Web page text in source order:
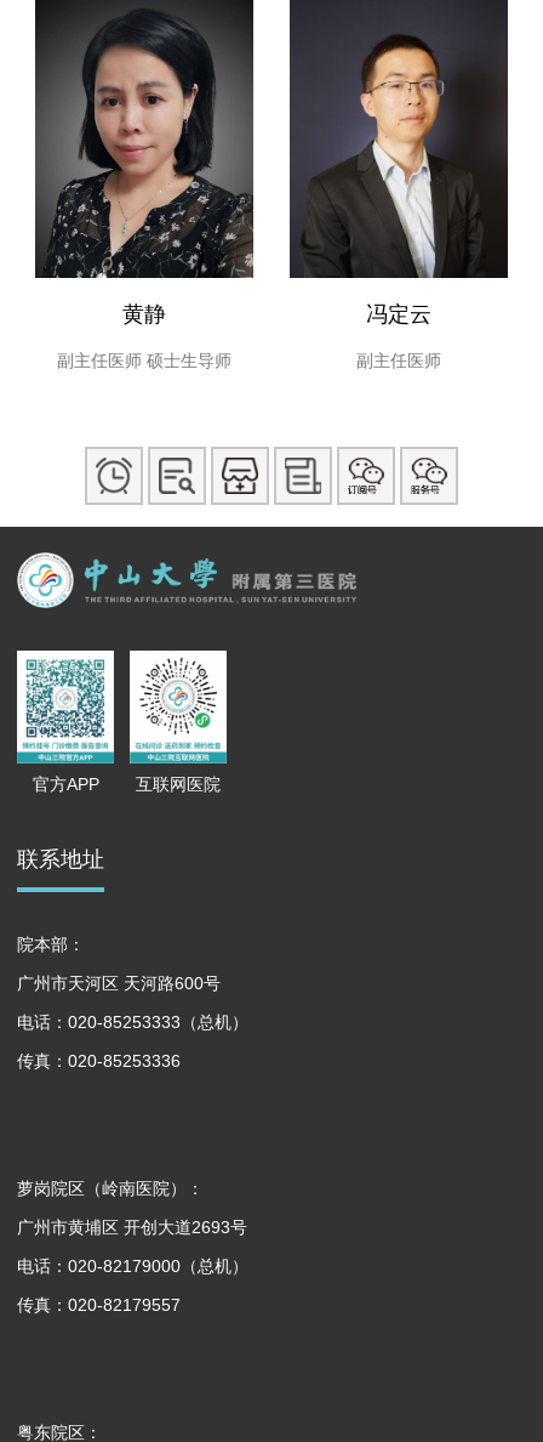
黄静
副主任医师 硕士生导师
冯定云
副主任医师
官方APP 互联网医院
联系地址
院本部：
广州市天河区 天河路600号
电话：020-85253333（总机）
传真：020-85253336
萝岗院区（岭南医院）：
广州市黄埔区 开创大道2693号
电话：020-82179000（总机）
传真：020-82179557
粤东院区：